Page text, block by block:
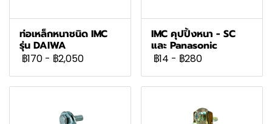
ท่อเหล็กหนาชนิด IMC
รุ่น DAIWA
฿170 - ฿2,050
IMC คุปปิ้งหนา - SC
และ Panasonic
฿14 - ฿280